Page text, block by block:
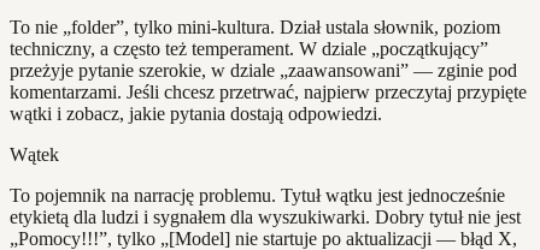
To nie „folder”, tylko mini-kultura. Dział ustala słownik, poziom
techniczny, a często też temperament. W dziale „początkujący”
przeżyje pytanie szerokie, w dziale „zaawansowani” — zginie pod
komentarzami. Jeśli chcesz przetrwać, najpierw przeczytaj przypięte
wątki i zobacz, jakie pytania dostają odpowiedzi.
Wątek
To pojemnik na narrację problemu. Tytuł wątku jest jednocześnie
etykietą dla ludzi i sygnałem dla wyszukiwarki. Dobry tytuł nie jest
„Pomocy!!!”, tylko „[Model] nie startuje po aktualizacji — błąd X,